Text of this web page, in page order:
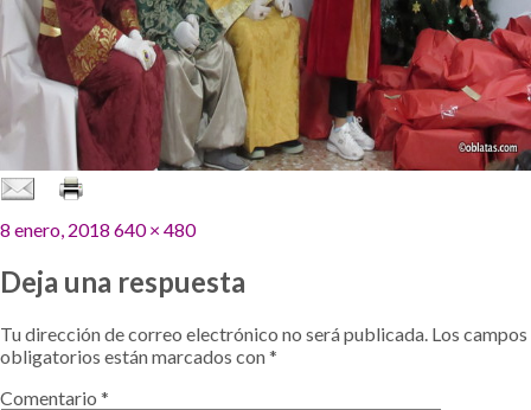
Publicado
8 enero, 2018 Tamaño
640 × 480
Deja una respuesta
Tu dirección de correo electrónico no será publicada. Los campos
obligatorios están marcados con*
Comentario *